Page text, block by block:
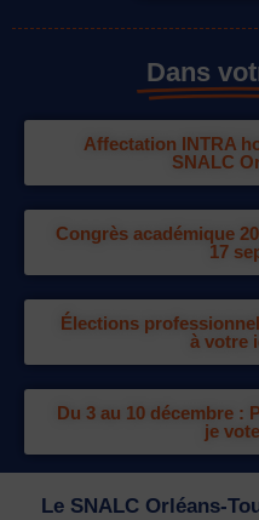
Dans
Affectation INTRA
SNALC
Congrès académique
17
Élections
à votre
Du 3 au 10 décembre :
je
Le SNALC Orléans-